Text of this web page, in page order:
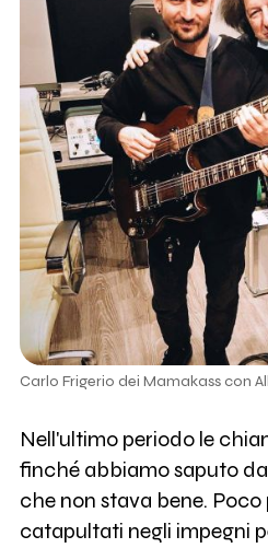
Carlo Frigerio dei Mamakass con
Nell'ultimo periodo le
finché abbiamo saputo
che non stava bene. Poco
catapultati negli impegni